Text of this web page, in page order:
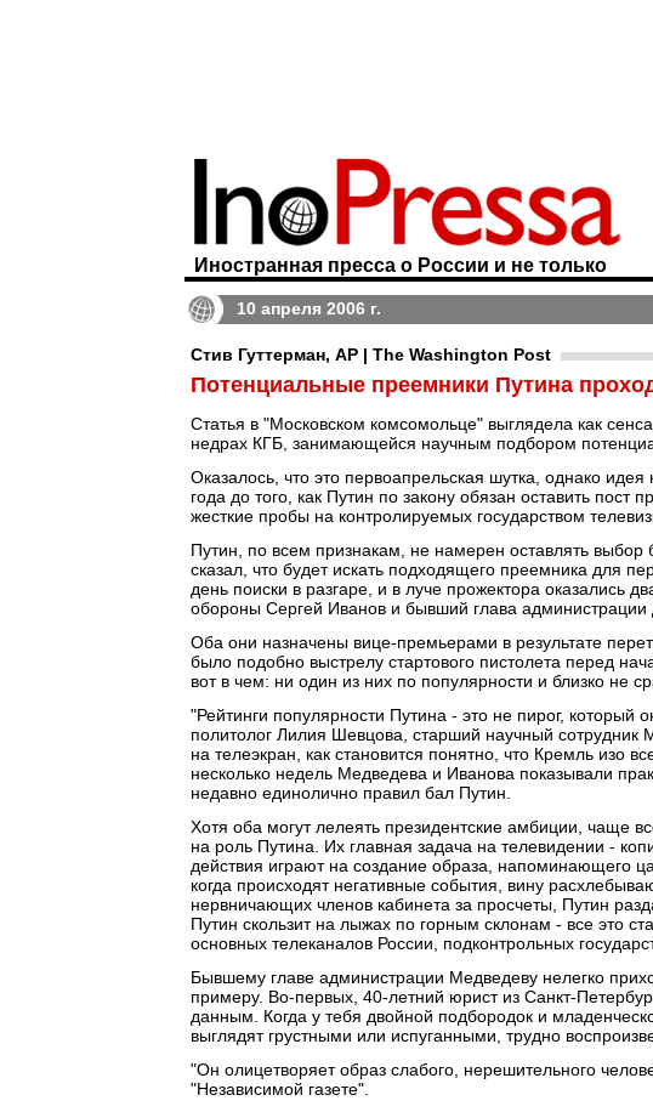
Иностранная пресса о России и не только
10 апреля 2006 г.
Стив Гуттерман, AP | The Washington Post
Потенциальные преемники Путина
Статья в "Московском комсомольце" выглядела как
недрах КГБ, занимающейся научным подбором
Оказалось, что это первоапрельская шутка, однако
года до того, как Путин по закону обязан оставить
жесткие пробы на контролируемых государством
Путин, по всем признакам, не намерен оставлять
сказал, что будет искать подходящего преемника для
день поиски в разгаре, и в луче прожектора оказались
обороны Сергей Иванов и бывший глава администрации
Оба они назначены вице-премьерами в результате
было подобно выстрелу стартового пистолета перед
вот в чем: ни один из них по популярности и близко не
"Рейтинги популярности Путина - это не пирог, который
политолог Лилия Шевцова, старший научный сотрудник
на телеэкран, как становится понятно, что Кремль изо
несколько недель Медведева и Иванова показывали
недавно единолично правил бал Путин.
Хотя оба могут лелеять президентские амбиции, чаще
на роль Путина. Их главная задача на телевидении -
действия играют на создание образа, напоминающего
когда происходят негативные события, вину
нервничающих членов кабинета за просчеты, Путин
Путин скользит на лыжах по горным склонам - все это
основных телеканалов России, подконтрольных
Бывшему главе администрации Медведеву нелегко
примеру. Во-первых, 40-летний юрист из Санкт-
данным. Когда у тебя двойной подбородок и
выглядят грустными или испуганными, трудно
"Он олицетворяет образ слабого, нерешительного
"Независимой газете".